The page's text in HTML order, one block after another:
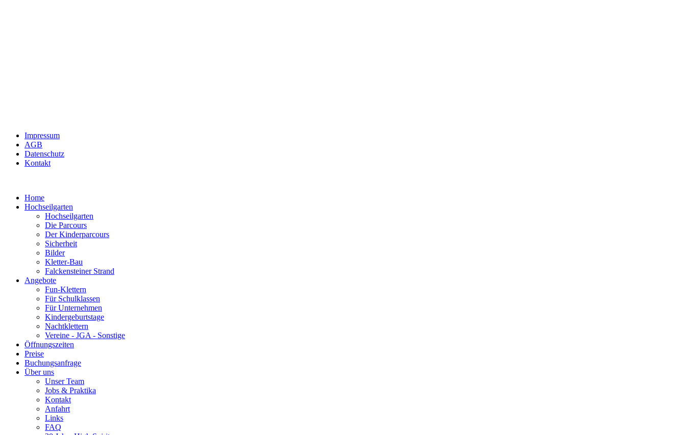
Impressum
AGB
Datenschutz
Kontakt
Home
Hochseilgarten
Hochseilgarten
Die Parcours
Der Kinderparcours
Sicherheit
Bilder
Kletter-Bau
Falckensteiner Strand
Angebote
Fun-Klettern
Für Schulklassen
Für Unternehmen
Kindergeburtstage
Nachtklettern
Vereine - JGA - Sonstige
Öffnungszeiten
Preise
Buchungsanfrage
Über uns
Unser Team
Jobs & Praktika
Kontakt
Anfahrt
Links
FAQ